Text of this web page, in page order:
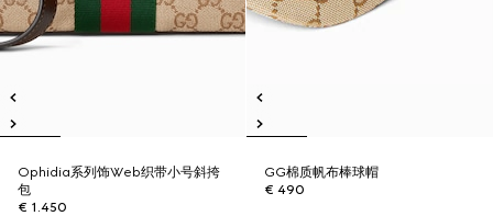
Ophidia系列饰Web织带小号斜挎
包
€ 1.450
GG棉质帆布棒球帽
€ 490